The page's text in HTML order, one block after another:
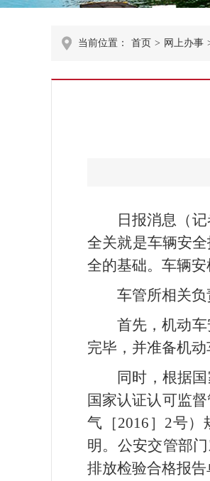
当前位置： 首页 > 网上办事
日报消息（
全关就是车辆安
全的基础。车辆
车管所相关负
首先，机动
完毕，并准备机
同时，根据
国家认证认可监
气［2016］2号
明。公安交管部
排放检验合格报告